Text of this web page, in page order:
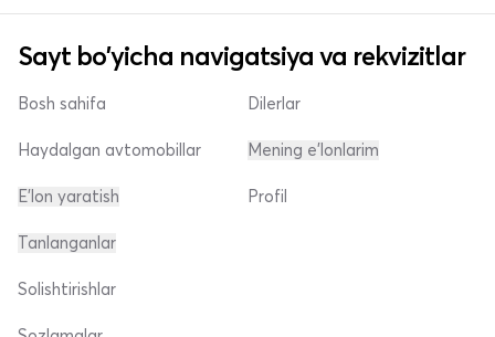
Sayt bo'yicha navigatsiya va rekvizitlar
Bosh sahifa
Haydalgan avtomobillar
E'lon yaratish
Dilerlar
Mening e'lonlarim
Profil
Tanlanganlar
Solishtirishlar